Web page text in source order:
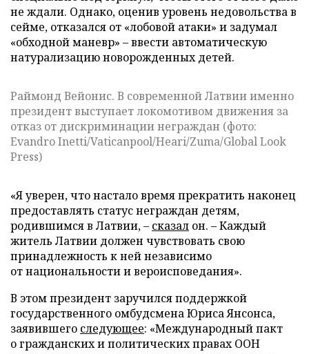
не ждали. Однако, оценив уровень недовольства в
сейме, отказался от «лобовой атаки» и задумал
«обходной маневр» – ввести автоматическую
натурализацию новорожденных детей.
Раймонд Вейонис. В современной Латвии именно
президент выступает локомотивом движения за
отказ от дискриминации неграждан (фото:
Evandro Inetti/Vaticanpool/Heari/Zuma/Global Look
Press)
«Я уверен, что настало время прекратить наконец
предоставлять статус неграждан детям,
родившимся в Латвии, – сказал он. – Каждый
житель Латвии должен чувствовать свою
принадлежность к ней независимо
от национальности и вероисповедания».
В этом президент заручился поддержкой
государственного омбудсмена Юриса Янсонса,
заявившего следующее: «Международный пакт
о гражданских и политических правах ООН